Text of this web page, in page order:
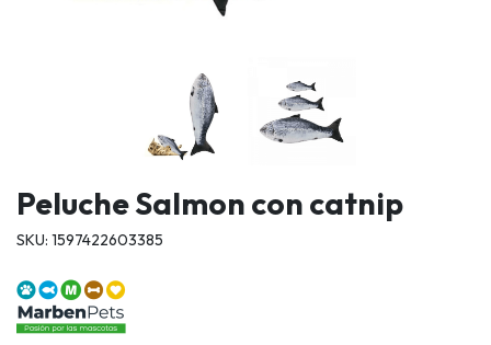
Peluche Salmon con catnip
SKU: 1597422603385